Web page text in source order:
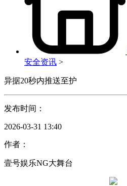
安全资讯 >
异据20秒内推送至护
发布时间：
2026-03-31 13:40
作者：
壹号娱乐NG大舞台